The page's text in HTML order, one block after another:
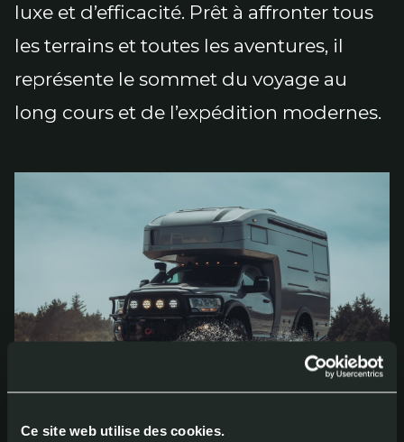
Ce site web utilise des cookies.
luxe et d’efficacité. Prêt à affronter tous
les terrains et toutes les aventures, il
représente le sommet du voyage au
long cours et de l’expédition modernes.